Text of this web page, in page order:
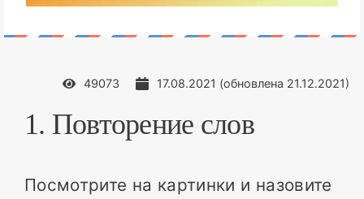
49073 17.08.2021 (обновлена 21.12.2021)
1. Повторение слов
Посмотрите на картинки и назовите